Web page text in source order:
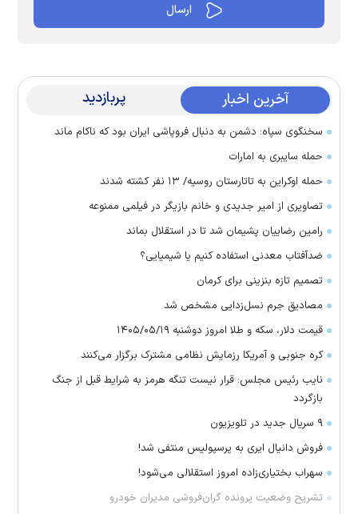
آخرین اخبار پربازدید
سخنگوی سپاه: دشمن به دنبال فروپاشی ایران بود که ناکام ماند
حمله سایبری به امارات
حمله اوکراین به تاتارستان روسیه/ ۱۳ نفر کشته شدند
تصاویری از امیر جدیدی و خانم بازیگر در فیلمی ممنوعه
رامین رضاییان پشیمان شد تا در استقلال بماند
ضدآفتاب معدنی استفاده کنیم یا شیمیایی؟
تصمیم تازه بنزینی برای کرمان
مصادیق جرم نسل‌زدایی مشخص شد
قیمت دلار، سکه و طلا امروز دوشنبه ۱۴۰۵/۰۵/۱۹
کره جنوبی و آمریکا رزمایش نظامی مشترک برگزار می‌کنند
نایب رئیس مجلس: قرار نیست تنگه هرمز به شرایط قبل از جنگ
بازگردد
۹ سریال جدید در تلویزیون
فروش دانیال ایری به پرسپولیس منتفی شد!
سهراب بختیاری‌زاده امروز استقلالی می‌شود!
تشریح وضعیت پرونده گران‌فروشی مدیران خودرو